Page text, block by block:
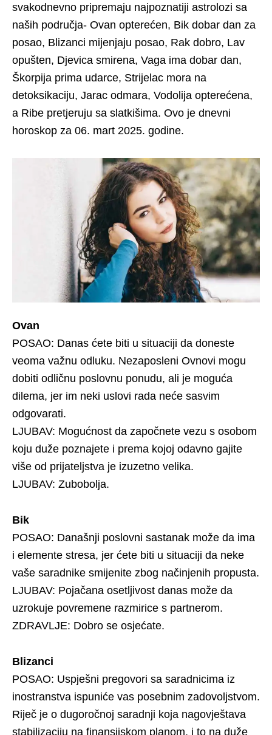
svakodnevno pripremaju najpoznatiji astrolozi sa
naših područja- Ovan opterećen, Bik dobar dan za
posao, Blizanci mijenjaju posao, Rak dobro, Lav
opušten, Djevica smirena, Vaga ima dobar dan,
Škorpija prima udarce, Strijelac mora na
detoksikaciju, Jarac odmara, Vodolija opterećena,
a Ribe pretjeruju sa slatkišima. Ovo je dnevni
horoskop za 06. mart 2025. godine.
Ovan
POSAO: Danas ćete biti u situaciji da doneste
veoma važnu odluku. Nezaposleni Ovnovi mogu
dobiti odličnu poslovnu ponudu, ali je moguća
dilema, jer im neki uslovi rada neće sasvim
odgovarati.
LJUBAV: Mogućnost da započnete vezu s osobom
koju duže poznajete i prema kojoj odavno gajite
više od prijateljstva je izuzetno velika.
LJUBAV: Zubobolja.
Bik
POSAO: Današnji poslovni sastanak može da ima
i elemente stresa, jer ćete biti u situaciji da neke
vaše saradnike smijenite zbog načinjenih propusta.
LJUBAV: Pojačana osetljivost danas može da
uzrokuje povremene razmirice s partnerom.
ZDRAVLJE: Dobro se osjećate.
Blizanci
POSAO: Uspješni pregovori sa saradnicima iz
inostranstva ispuniće vas posebnim zadovoljstvom.
Riječ je o dugoročnoj saradnji koja nagovještava
stabilizaciju na finansijskom planom, i to na duže